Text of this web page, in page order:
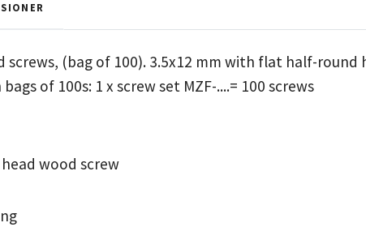
screws, (bag of 100). 3.5x12 mm with flat half-
of 100s: 1 x screw set MZF-....= 100 screws
wood screw